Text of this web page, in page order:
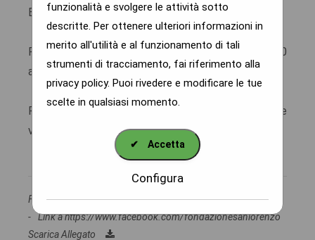
funzionalità e svolgere le attività sotto
descritte. Per ottenere ulteriori informazioni in
merito all'utilità e al funzionamento di tali
strumenti di tracciamento, fai riferimento alla
privacy policy. Puoi rivedere e modificare le tue
scelte in qualsiasi momento.
Configura
✔ Accetta
Emanuele 2.
Potrà essere visitata tutto il giorno, dalle ore 11:00
alle ore 12:30 e dalle ore 15:00 alle ore 18:00.
Per avere più informazioni vi preghiamo di prendere
visione della locandina allegata
Fondazione dei Santi Lorenzo e Teobaldo -
28/05/2021
-
Link a https://www.facebook.com/fondazionesanlorenzo
Scarica Allegato